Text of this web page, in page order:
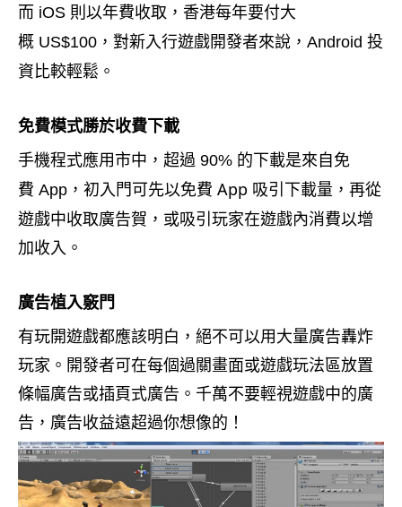
而 iOS 則以年費收取，香港每年要付大
概 US$100 ，對新入行遊戲開發者來說， Android 投
資比較輕鬆。
免費模式勝於收費下載
手機程式應用市中，超過 90% 的下載是來自免
費 App ，初入門可先以免費 App 吸引下載量，再從
遊戲中收取廣告賀，或吸引玩家在遊戲內消費以增
加收入。
廣告植入竅門
有玩開遊戲都應該明白，絕不可以用大量廣告轟炸
玩家。開發者可在每個過關畫面或遊戲玩法區放置
條幅廣告或插頁式廣告。千萬不要輕視遊戲中的廣
告，廣告收益遠超過你想像的 ！